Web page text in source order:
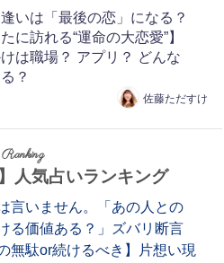
いは「最後の恋」になる？
たに訪れる“運命の大恋愛”】
は職場？ アプリ？ どんな
？
佐藤ただすけ
Ranking
人気占いランキング
言いません。「あの人との
る価値ある？」ズバリ断言
無駄or続けるべき】片想い現